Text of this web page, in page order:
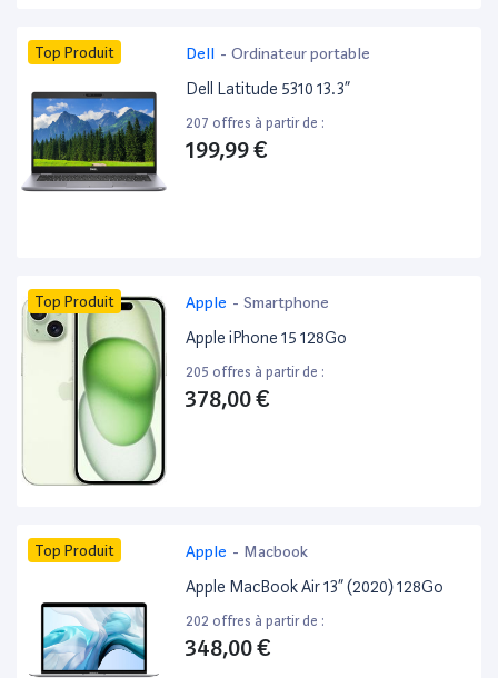
Top Produit Dell - Ordinateur portable
Dell Latitude 5310 13.3”
207 offres à partir de :
199,99 €
Top Produit Apple - Smartphone
Apple iPhone 15 128Go
205 offres à partir de :
378,00 €
Top Produit Apple - Macbook
Apple MacBook Air 13” (2020) 128Go
202 offres à partir de :
348,00 €